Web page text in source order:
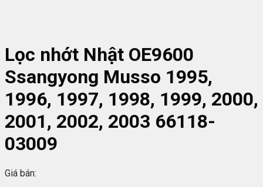
Lọc nhớt Nhật OE9600
Ssangyong Musso 1995,
1996, 1997, 1998, 1999, 2000,
2001, 2002, 2003 66118-
03009
Giá bán: